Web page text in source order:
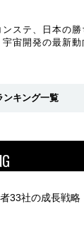
ンステ、日本の勝
宙開発の最新動
ンキング一覧
33社の成長戦